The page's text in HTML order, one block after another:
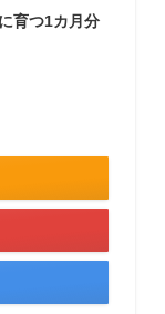
育つ1カ月分